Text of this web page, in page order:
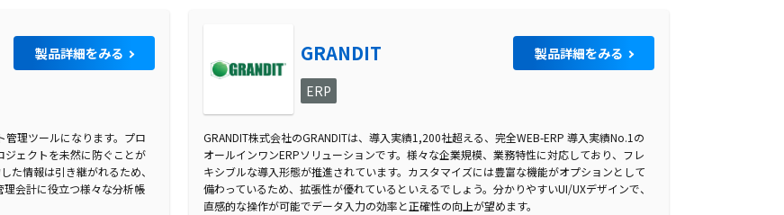
シングルインスタンス型のクラウドERPであり、テ
特徴があります。カスタマイズ開発もREST APIとい
社プログレス様は、ツバイソ単独では当社の業務を
モを通してkintoneやコラボフローとの連携により可
製品詳細をみる
管理ツールになります。プロ
ジェクトを未然に防ぐことが
た情報は引き継がれるため、
会計に役立つ様々な分析帳
GRANDIT 製品詳細をみる
ERP
GRANDIT株式会社のGRANDITは、導入実績1,200社超える、完全WEB-ERP 導入実績No.1の
オールインワンERPソリューションです。様々な企業規模、業務特性に対応しており、フレ
キシブルな導入形態が推進されています。カスタマイズには豊富な機能がオプションとして
備わっているため、拡張性が優れているといえるでしょう。分かりやすいUI/UXデザインで、
直感的な操作が可能でデータ入力の効率と正確性の向上が望めます。